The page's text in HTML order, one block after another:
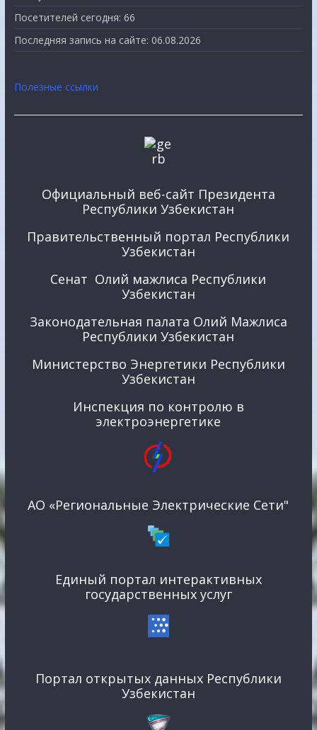
Посетителей сегодня: 66
Последняя запись на сайте: 06.08.2026
Полезные ссылки
Официальный веб-сайт Президента
Республики Узбекистан
Правительственный портал Республики
Узбекистан
Сенат Олий мажлиса Республики
Узбекистан
Законодательная палата Олий Мажлиса
Республики Узбекистан
Министерство Энергетики Республики
Узбекистан
Инспекция по контролю в
электроэнергетике
АО «Региональные Электрические Сети"
Единый портал интерактивных
государственных услуг
Портал открытых данных Республики
Узбекистан